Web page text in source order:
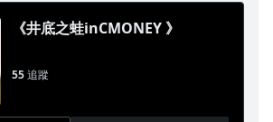
《井底之蛙inCMONEY 》
55追蹤